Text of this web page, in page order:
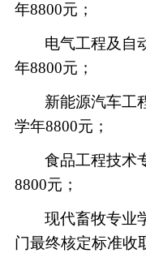
年8800元；
电气工程及自
年8800元；
新能源汽车工
学年8800元；
食品工程技术
8800元；
现代畜牧专业
门最终核定标准收